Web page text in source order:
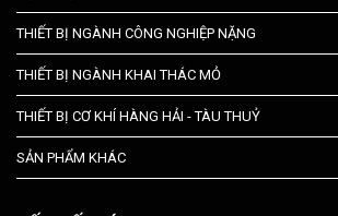
THIẾT BỊ NGÀNH CÔNG NGHIỆP NẶNG
THIẾT BỊ NGÀNH KHAI THÁC MỎ
THIẾT BỊ CƠ KHÍ HÀNG HẢI - TÀU THUỶ
SẢN PHẨM KHÁC